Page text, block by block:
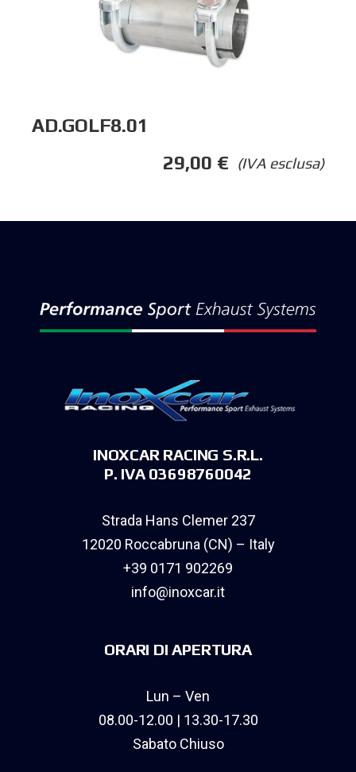
AD.GOLF8.01
(IVA esclusa)
29,00 €
INOXCAR RACING S.R.L.
P. IVA 03698760042
Strada Hans Clemer 237
12020 Roccabruna (CN) – Italy
+39 0171 902269
info@inoxcar.it
ORARI DI APERTURA
Lun – Ven
08.00-12.00 | 13.30-17.30
Sabato Chiuso